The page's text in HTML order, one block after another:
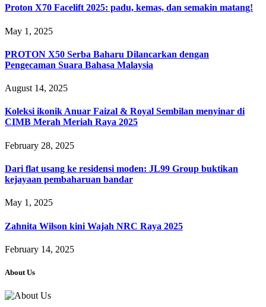
Proton X70 Facelift 2025: padu, kemas, dan semakin matang!
May 1, 2025
PROTON X50 Serba Baharu Dilancarkan dengan
Pengecaman Suara Bahasa Malaysia
August 14, 2025
Koleksi ikonik Anuar Faizal & Royal Sembilan menyinar di
CIMB Merah Meriah Raya 2025
February 28, 2025
Dari flat usang ke residensi moden: JL99 Group buktikan
kejayaan pembaharuan bandar
May 1, 2025
Zahnita Wilson kini Wajah NRC Raya 2025
February 14, 2025
About Us